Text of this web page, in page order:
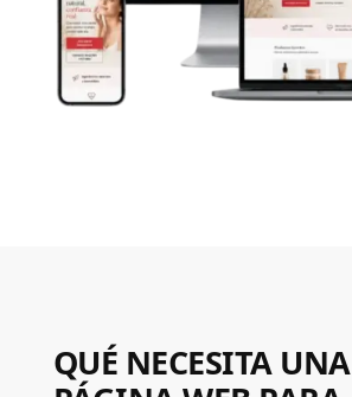
QUÉ NECESITA UNA